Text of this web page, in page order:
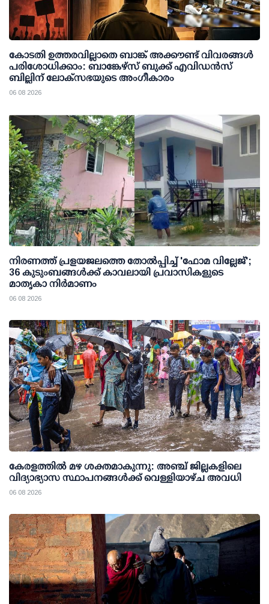
കോടതി ഉത്തരവില്ലാതെ ബാങ്ക് അക്കൗണ്ട് വിവരങ്ങള്‍
പരിശോധിക്കാം: ബാങ്കേഴ്സ് ബുക്ക് എവിഡന്‍സ്
ബില്ലിന് ലോക്സഭയുടെ അംഗീകാരം
06 08 2026
നിരണത്ത് പ്രളയജലത്തെ തോല്‍പ്പിച്ച് 'ഫോമ വില്ലേജ്';
36 കുടുംബങ്ങള്‍ക്ക് കാവലായി പ്രവാസികളുടെ
മാതൃകാ നിര്‍മാണം
06 08 2026
കേരളത്തില്‍ മഴ ശക്തമാകുന്നു: അഞ്ച് ജില്ലകളിലെ
വിദ്യാഭ്യാസ സ്ഥാപനങ്ങള്‍ക്ക് വെള്ളിയാഴ്ച അവധി
06 08 2026